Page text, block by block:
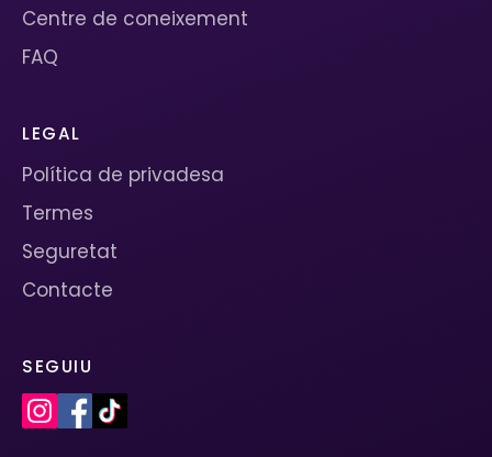
Centre de coneixement
FAQ
LEGAL
Política de privadesa
Termes
Seguretat
Contacte
SEGUIU